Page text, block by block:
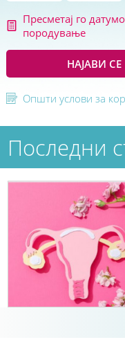
Пресметај го
породување
НАЈАВИ СЕ
Општи услови за
Последни